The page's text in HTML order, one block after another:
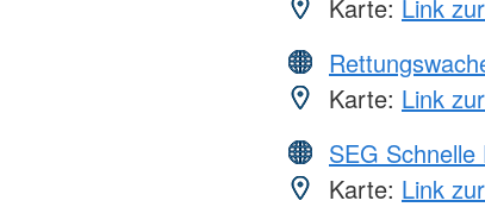
Karte: Link
Karte: Link
SEG
Karte: Link